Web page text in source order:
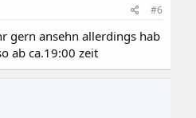
#6
gern ansehn allerdings hab
ab ca.19:00 zeit